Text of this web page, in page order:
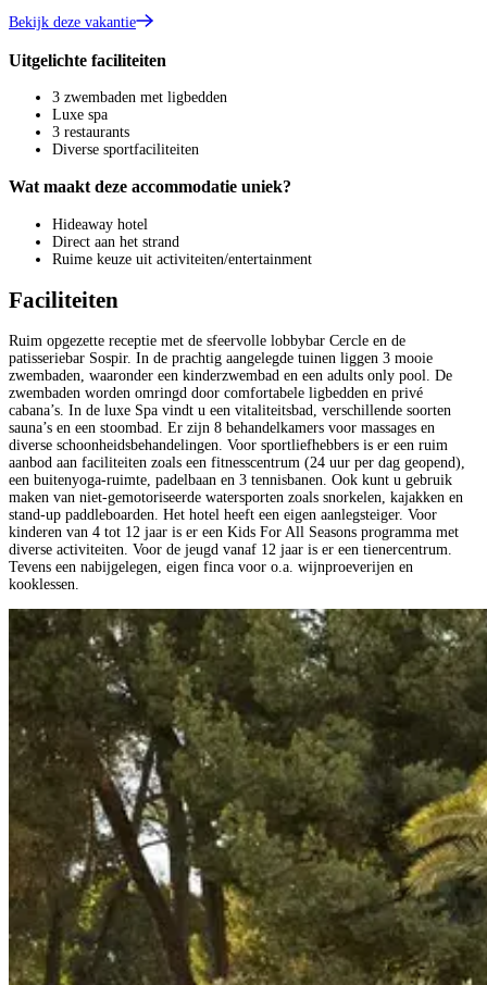
Bekijk deze vakantie
Uitgelichte faciliteiten
3 zwembaden met ligbedden
Luxe spa
3 restaurants
Diverse sportfaciliteiten
Wat maakt deze accommodatie uniek?
Hideaway hotel
Direct aan het strand
Ruime keuze uit activiteiten/entertainment
Faciliteiten
Ruim opgezette receptie met de sfeervolle lobbybar Cercle en de
patisseriebar Sospir. In de prachtig aangelegde tuinen liggen 3 mooie
zwembaden, waaronder een kinderzwembad en een adults only pool. De
zwembaden worden omringd door comfortabele ligbedden en privé
cabana’s. In de luxe Spa vindt u een vitaliteitsbad, verschillende soorten
sauna’s en een stoombad. Er zijn 8 behandelkamers voor massages en
diverse schoonheidsbehandelingen. Voor sportliefhebbers is er een ruim
aanbod aan faciliteiten zoals een fitnesscentrum (24 uur per dag geopend),
een buitenyoga-ruimte, padelbaan en 3 tennisbanen. Ook kunt u gebruik
maken van niet-gemotoriseerde watersporten zoals snorkelen, kajakken en
stand-up paddleboarden. Het hotel heeft een eigen aanlegsteiger. Voor
kinderen van 4 tot 12 jaar is er een Kids For All Seasons programma met
diverse activiteiten. Voor de jeugd vanaf 12 jaar is er een tienercentrum.
Tevens een nabijgelegen, eigen finca voor o.a. wijnproeverijen en
kooklessen.